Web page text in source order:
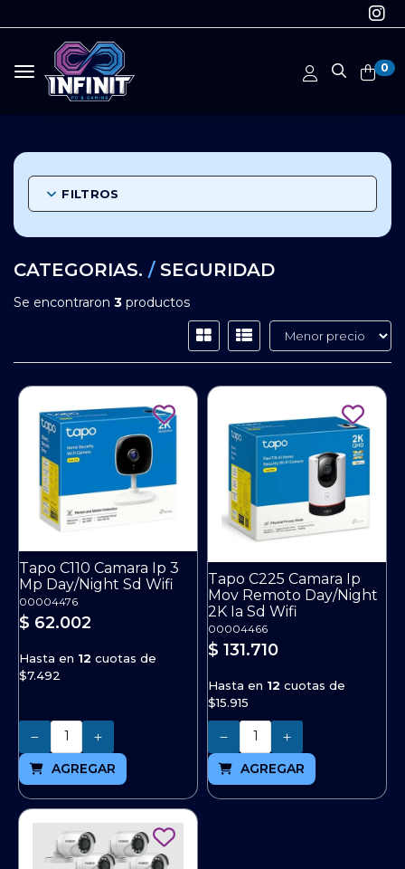
0
Toggle navigation
FILTROS
CATEGORIAS. / SEGURIDAD
Se encontraron 3 productos
Tapo C110 Camara Ip 3
Mp Day/Night Sd Wifi
00004476
$ 62.002
Hasta en 12 cuotas de
$7.492
Cantidad
AGREGAR
Tapo C225 Camara Ip
Mov Remoto Day/Night
2K Ia Sd Wifi
00004466
$ 131.710
Hasta en 12 cuotas de
$15.915
Cantidad
AGREGAR